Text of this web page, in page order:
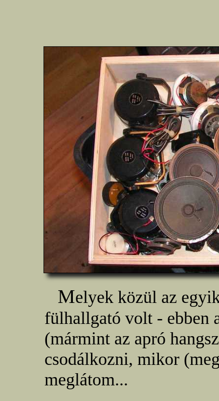
Melyek közül az
fülhallgató volt - ebben
(mármint az apró
csodálkozni, mikor
meglátom...